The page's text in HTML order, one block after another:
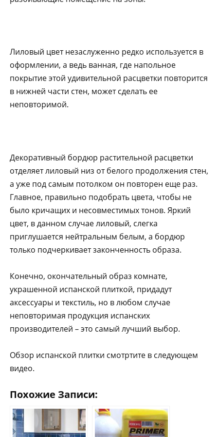
Лиловый цвет незаслуженно редко используется в
оформлении, а ведь ванная, где напольное
покрытие этой удивительной расцветки повторится
в нижней части стен, может сделать ее
неповторимой.
Декоративный бордюр растительной расцветки
отделяет лиловый низ от белого продолжения стен,
а уже под самым потолком он повторен еще раз.
Главное, правильно подобрать цвета, чтобы не
было кричащих и несовместимых тонов. Яркий
цвет, в данном случае лиловый, слегка
приглушается нейтральным белым, а бордюр
только подчеркивает законченность образа.
Конечно, окончательный образ комнате,
украшенной испанской плиткой, придадут
аксессуары и текстиль, но в любом случае
неповторимая продукция испанских
производителей – это самый лучший выбор.
Обзор испанской плитки смотртите в следующем
видео.
Похожие Записи: